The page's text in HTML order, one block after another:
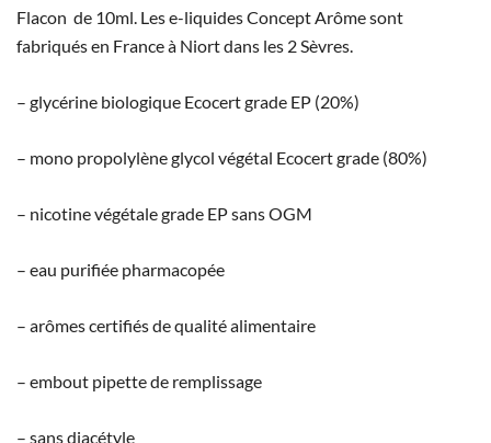
Flacon de 10ml. Les e-liquides Concept Arôme sont
fabriqués en France à Niort dans les 2 Sèvres.
– glycérine biologique Ecocert grade EP (20%)
– mono propolylène glycol végétal Ecocert grade (80%)
– nicotine végétale grade EP sans OGM
– eau purifiée pharmacopée
– arômes certifiés de qualité alimentaire
– embout pipette de remplissage
– sans diacétyle